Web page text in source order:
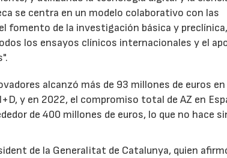
se centra en un modelo colaborativo con las
fomento de la investigación básica y
los ensayos clínicos internacionales y el
alcanzó más de 93 millones de euros en
y en 2022, el compromiso total de AZ en
de 400 millones de euros, lo que no hace
de la Generalitat de Catalunya, quien
07/07/2026 21/07/2026